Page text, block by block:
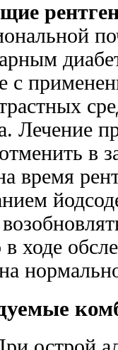
с
Лечение
в
время
ходе